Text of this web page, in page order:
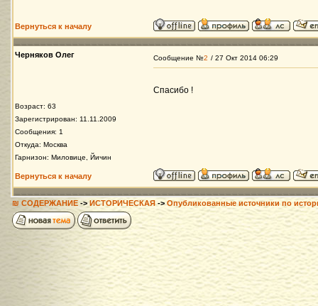
Вернуться к началу
Черняков Олег
Возраст: 63
Зарегистрирован: 11.11.2009
Сообщения: 1
Откуда: Москва
Гарнизон: Миловице, Йичин
Сообщение №2 / 27 Окт 2014 06:29
Спасибо !
Вернуться к началу
₪ СОДЕРЖАНИЕ->ИСТОРИЧЕСКАЯ-> Опубликованные источники по